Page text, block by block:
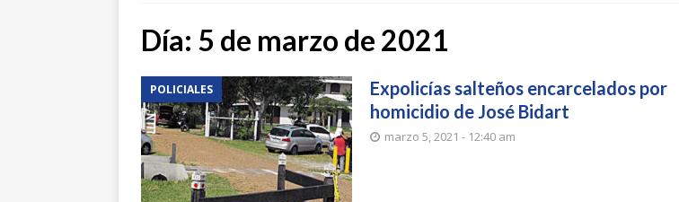
Día: 5 de marzo de 2021
POLICIALES
Expolicías salteños encarcelados por
homicidio de José Bidart
marzo 5, 2021 - 12:40 am